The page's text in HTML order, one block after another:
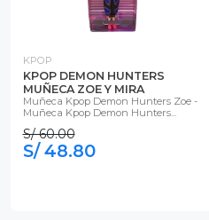
KPOP
KPOP DEMON HUNTERS
MUÑECA ZOE Y MIRA
Muñeca Kpop Demon Hunters Zoe -
Muñeca Kpop Demon Hunters...
S/ 60.00
S/ 48.80